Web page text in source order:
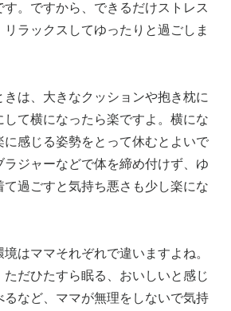
す。ですから、できるだけストレス
ラックスしてゆったりと過ごしま
は、大きなクッションや抱き枕に
して横になったら楽ですよ。横にな
に感じる姿勢をとって休むとよいで
ジャーなどで体を締め付けず、ゆ
て過ごすと気持ち悪さも少し楽にな
はママそれぞれで違いますよね。
だひたすら眠る、おいしいと感じ
るなど、ママが無理をしないで気持